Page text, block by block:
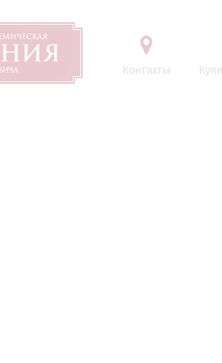
Контакты